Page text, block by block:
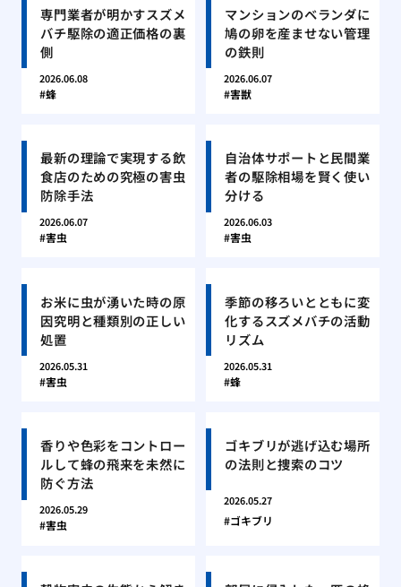
専門業者が明かすスズメ
バチ駆除の適正価格の裏
側
2026.06.08
蜂
マンションのベランダに
鳩の卵を産ませない管理
の鉄則
2026.06.07
害獣
最新の理論で実現する飲
食店のための究極の害虫
防除手法
2026.06.07
害虫
自治体サポートと民間業
者の駆除相場を賢く使い
分ける
2026.06.03
害虫
お米に虫が湧いた時の原
因究明と種類別の正しい
処置
2026.05.31
害虫
季節の移ろいとともに変
化するスズメバチの活動
リズム
2026.05.31
蜂
香りや色彩をコントロー
ルして蜂の飛来を未然に
防ぐ方法
2026.05.29
害虫
ゴキブリが逃げ込む場所
の法則と捜索のコツ
2026.05.27
ゴキブリ